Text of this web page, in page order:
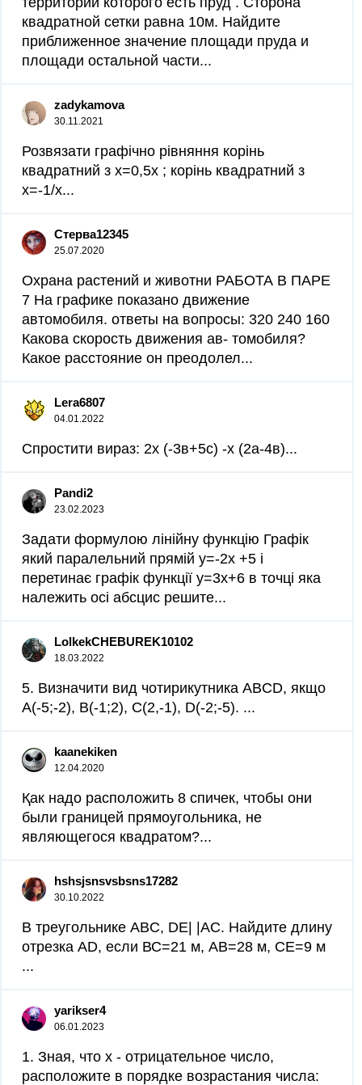
квадратной сетки равна 10м. Найдите
приближенное значение площади пруда и
площади остальной части...
zadykamova
30.11.2021
Розвязати графічно рівняння корінь
квадратний з х=0,5х ; корінь квадратний з
х=-1/х...
Стерва12345
25.07.2020
Охрана растений и животни РАБОТА В ПАРЕ
7 На графике показано движение
автомобиля. ответы на вопросы: 320 240 160
Какова скорость движения ав- томобиля?
Какое расстояние он преодолел...
Lera6807
04.01.2022
Спростити вираз: 2х (-3в+5с) -х (2а-4в)​...
Pandi2
23.02.2023
Задати формулою лінійну функцію Графік
який паралельний прямій у=-2х +5 і
перетинає графік функції у=3х+6 в точці яка
належить осі абсцис решите...
LolkekCHEBUREK10102
18.03.2022
5. Визначити вид чотирикутника ABCD, якщо
А(-5;-2), B(-1;2), С(2,-1), D(-2;-5). ​...
kaanekiken
12.04.2020
Қак надо расположить 8 спичек, чтобы они
были границей прямоугольника, не
являющегося квадратом?​...
hshsjsnsvsbsns17282
30.10.2022
В треугольнике ABC, DE| |АС. Найдите длину
отрезка AD, если ВС=21 м, АВ=28 м, СЕ=9 м ​
...
yarikser4
06.01.2023
1. Зная, что x - отрицательное число,
расположите в порядке возрастания числа: